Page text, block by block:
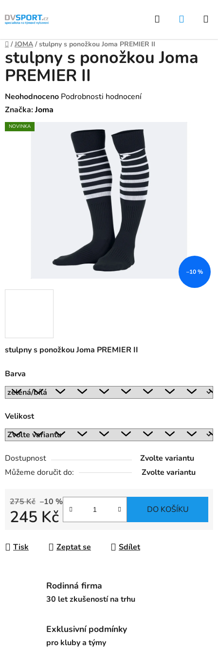
Přejít
na
Hledat
Domů
/ JOMA / stulpny s ponožkou Joma PREMIER II
stulpny s ponožkou Joma PREMIER II
Barva
Velikost
Dostupnost
Zvolte variantu
Můžeme doručit do:
Zvolte variantu
275 Kč –10 %
245 Kč DO KOŠÍKU
Tisk Zeptat se Sdílet
stulpny s ponožkou Joma
PREMIER II
Průměrné
hodnocení
produktu
Neohodnoceno Podrobnosti hodnocení
Značka:Joma
NOVINKA
–10 %
Rodinná firma
30 let zkušeností na trhu
Exklusivní podmínky
pro kluby a týmy